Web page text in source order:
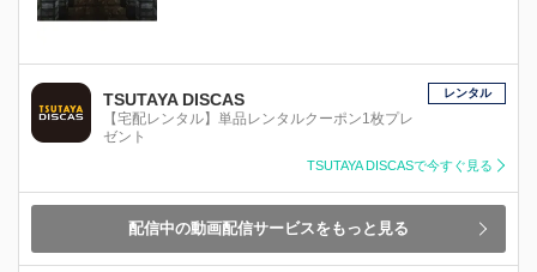
TSUTAYA DISCAS
【宅配レンタル】単品レンタルクーポン1枚プレ
ゼント
レンタル
TSUTAYA DISCASで今すぐ見る
配信中の動画配信サービスをもっと見る